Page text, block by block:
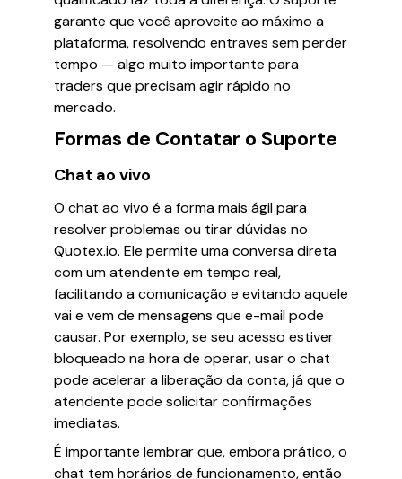
garante que você aproveite ao máximo a
plataforma, resolvendo entraves sem perder
tempo — algo muito importante para
traders que precisam agir rápido no
mercado.
Formas de Contatar o Suporte
Chat ao vivo
O chat ao vivo é a forma mais ágil para
resolver problemas ou tirar dúvidas no
Quotex.io. Ele permite uma conversa direta
com um atendente em tempo real,
facilitando a comunicação e evitando aquele
vai e vem de mensagens que e-mail pode
causar. Por exemplo, se seu acesso estiver
bloqueado na hora de operar, usar o chat
pode acelerar a liberação da conta, já que o
atendente pode solicitar confirmações
imediatas.
É importante lembrar que, embora prático, o
chat tem horários de funcionamento, então